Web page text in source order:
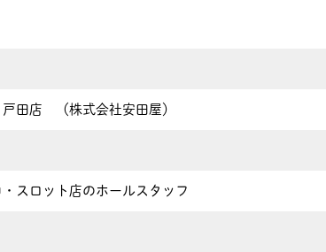
田店 （株式会社安田屋）
スロット店のホールスタッフ